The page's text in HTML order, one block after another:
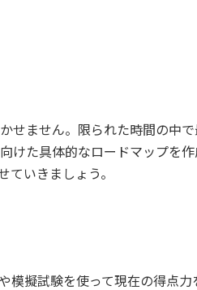
せません。限られた時間の中
けた具体的なロードマップを
ていきましょう。
模擬試験を使って現在の得点力